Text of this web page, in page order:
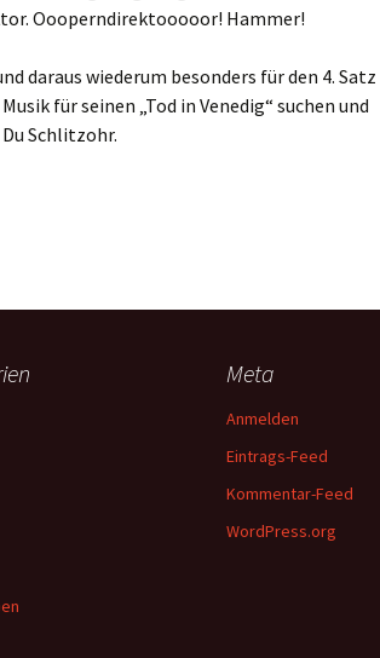
Oooperndirektooooor! Hammer!
daraus wiederum besonders für den 4. Satz
für seinen „Tod in Venedig“ suchen und
Schlitzohr.
Meta
Anmelden
Eintrags-Feed
Kommentar-Feed
WordPress.org